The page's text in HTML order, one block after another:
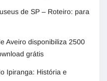
de SP – Roteiro: para
Aveiro disponibiliza 2500
grátis
Ipiranga: História e